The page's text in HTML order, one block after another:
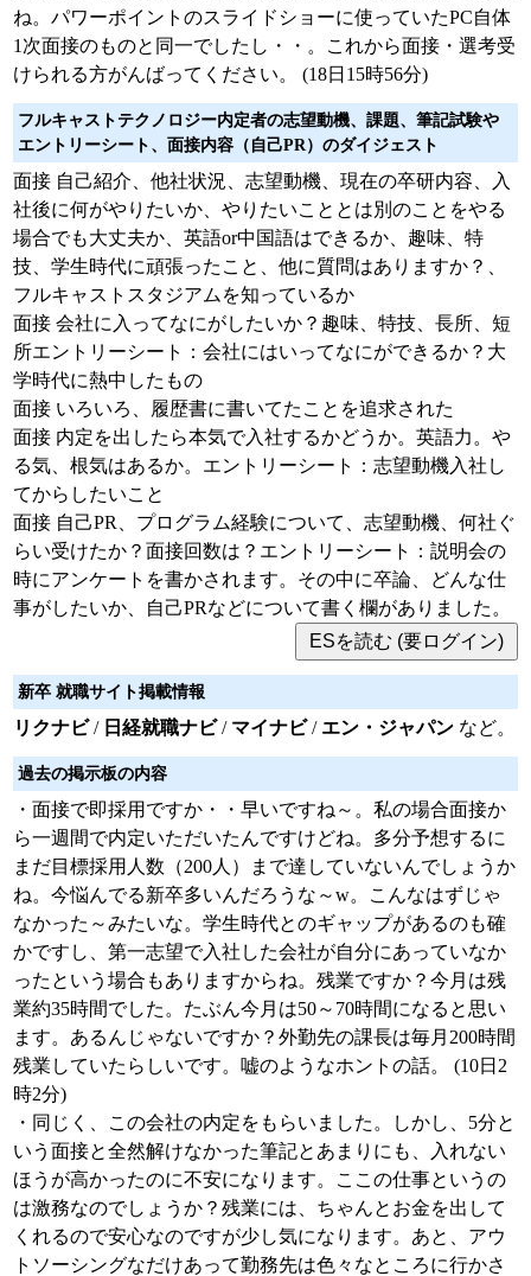
ね。パワーポイントのスライドショーに使っていたPC自体
1次面接のものと同一でしたし・・。これから面接・選考受
けられる方がんばってください。 (18日15時56分)
フルキャストテクノロジー内定者の志望動機、課題、筆記試験や
エントリーシート、面接内容（自己PR）のダイジェスト
面接 自己紹介、他社状況、志望動機、現在の卒研内容、入
社後に何がやりたいか、やりたいこととは別のことをやる
場合でも大丈夫か、英語or中国語はできるか、趣味、特
技、学生時代に頑張ったこと、他に質問はありますか？、
フルキャストスタジアムを知っているか
面接 会社に入ってなにがしたいか？趣味、特技、長所、短
所エントリーシート：会社にはいってなにができるか？大
学時代に熱中したもの
面接 いろいろ、履歴書に書いてたことを追求された
面接 内定を出したら本気で入社するかどうか。英語力。や
る気、根気はあるか。エントリーシート：志望動機入社し
てからしたいこと
面接 自己PR、プログラム経験について、志望動機、何社ぐ
らい受けたか？面接回数は？エントリーシート：説明会の
時にアンケートを書かされます。その中に卒論、どんな仕
事がしたいか、自己PRなどについて書く欄がありました。
新卒 就職サイト掲載情報
リクナビ/ 日経就職ナビ/ マイナビ/ エン・ジャパン など。
過去の掲示板の内容
・面接で即採用ですか・・早いですね～。私の場合面接か
ら一週間で内定いただいたんですけどね。多分予想するに
まだ目標採用人数（200人）まで達していないんでしょうか
ね。今悩んでる新卒多いんだろうな～w。こんなはずじゃ
なかった～みたいな。学生時代とのギャップがあるのも確
かですし、第一志望で入社した会社が自分にあっていなか
ったという場合もありますからね。残業ですか？今月は残
業約35時間でした。たぶん今月は50～70時間になると思い
ます。あるんじゃないですか？外勤先の課長は毎月200時間
残業していたらしいです。嘘のようなホントの話。 (10日2
時2分)
・同じく、この会社の内定をもらいました。しかし、5分と
いう面接と全然解けなかった筆記とあまりにも、入れない
ほうが高かったのに不安になります。ここの仕事というの
は激務なのでしょうか？残業には、ちゃんとお金を出して
くれるので安心なのですが少し気になります。あと、アウ
トソーシングなだけあって勤務先は色々なところに行かさ